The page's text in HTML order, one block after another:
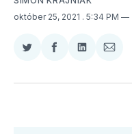
október 25, 2021 . 5:34 PM
Zdieľať
Twitter
Zdieľať
Facebooku
Zdieľať
LinkedIne
E-